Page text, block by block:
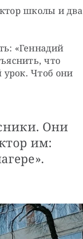
школы и два
«Геннадий
что
урок. Чтоб они
Они
им: